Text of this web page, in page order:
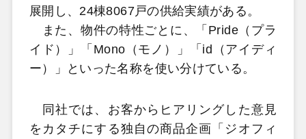
展開し、24棟8067戸の供給実績がある。
また、物件の特性ごとに、「Pride（プラ
イド）」「Mono（モノ）」「id（アイディ
ー）」といった名称を使い分けている。
同社では、お客からヒアリングした意見
をカタチにする独自の商品企画「ジオフィ